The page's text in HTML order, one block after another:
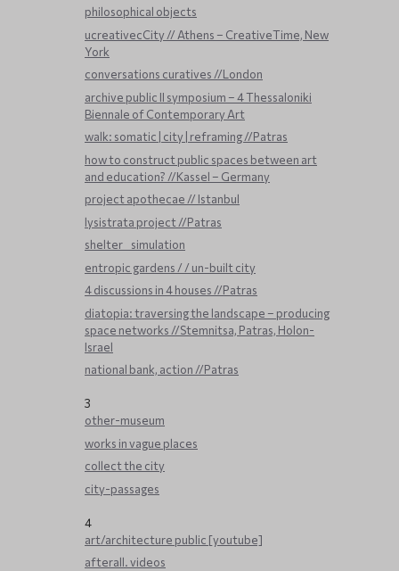
philosophical objects
ucreativecCity // Athens – CreativeTime, New
York
conversations curatives //London
archive public ΙΙ symposium – 4 Thessaloniki
Biennale of Contemporary Art
walk: somatic | city | reframing //Patras
how to construct public spaces between art
and education? //Kassel – Germany
project apothecae // Istanbul
lysistrata project //Patras
shelter _ simulation
entropic gardens / / un-built city
4 discussions in 4 houses //Patras
diatopia: traversing the landscape – producing
space networks //Stemnitsa, Patras, Holon-
Israel
national bank, action //Patras
3
other-museum
works in vague places
collect the city
city-passages
4
art/architecture public [youtube]
afterall. videos